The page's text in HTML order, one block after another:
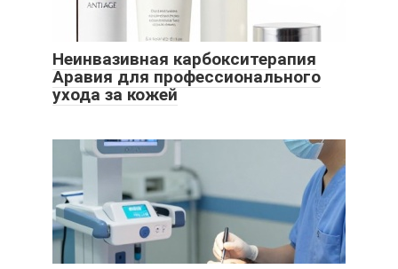
Неинвазивная карбокситерапия
Аравия для профессионального
ухода за кожей